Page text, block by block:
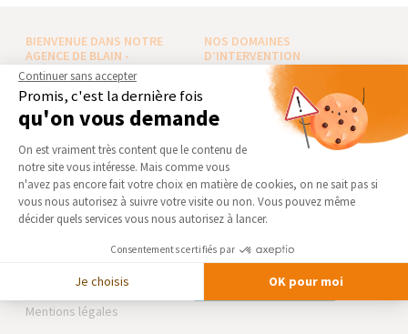
BIENVENUE DANS NOTRE
AGENCE DE BLAIN -
CHÂTEAUBRIANT (44)
Qui sommes-nous
Actualités
Notre charte qualité
Partenaires
Trouver une agence
Devenir franchisé
Foire aux Questions
d’intervention
Mentions légales
NOS DOMAINES
D’INTERVENTION
RÉNOVATION INTÉRIEURE
TRAVAUX EXTÉRIEURS
NOS PARTENAIRES
La Maison des Architectes
Expert Bricolage
Intégrer notre réseau
Des travaux pour les pros ?
Continuer sans accepter
Promis, c'est la dernière fois
qu'on vous demande
Plateforme de Gestion du
On est vraiment très content que le contenu de
notre site vous intéresse. Mais comme vous
n'avez pas encore fait votre choix en matière de cookies, on ne sait pas si
vous nous autorisez à suivre votre visite ou non. Vous pouvez même
décider quels services vous nous autorisez à lancer.
Consentements certifiés par
Je choisis OK pour moi
Axeptio consent